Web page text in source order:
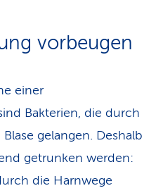
vorbeugen
einer
Bakterien, die durch
gelangen. Deshalb
getrunken werden:
die Harnwege